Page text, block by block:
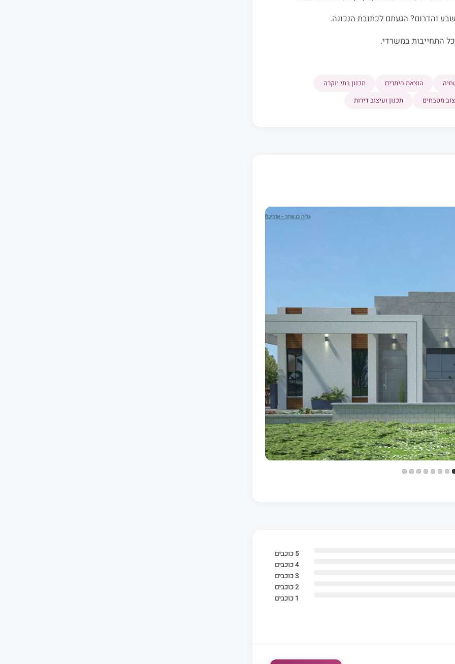
והדרום? הגעתם לכתובת הנכונה.
התחייבות במשרדי.
הוצאת היתרים
תכנון בתי יוקרה
מטבחים
תכנון ועיצוב דירות
5 כוכבים
4 כוכבים
3 כוכבים
2 כוכבים
1 כוכבים